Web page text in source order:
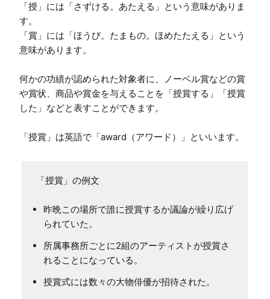
「授」には「さずける。あたえる」という意味がありま
す。
「賞」には「ほうび。たまもの。ほめたたえる」という
意味があります。
何かの功績が認められた対象者に、ノーベル賞などの賞
や賞状、商品や賞金を与えることを「授賞する」「授賞
した」などと表すことができます。
「授賞」は英語で「award（アワード）」といいます。
「授賞」の例文
昨晩この場所で誰に授賞するか議論が繰り広げ
られていた。
所属事務所ごとに2組のアーティストが授賞さ
れることになっている。
授賞式には数々の大物俳優が招待された。